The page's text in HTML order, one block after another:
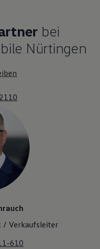
bei
Nürtingen
/ Verkaufsleiter
610